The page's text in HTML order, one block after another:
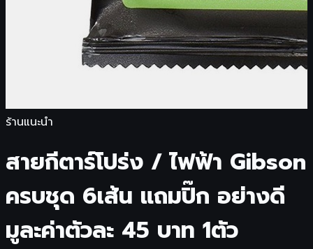
ร้านแนะนำ
สายกีตาร์โปร่ง / ไฟฟ้า Gibson
ครบชุด 6เส้น แถมปิ๊ก อย่างดี
มูละค่าตัวละ 45 บาท 1ตัว